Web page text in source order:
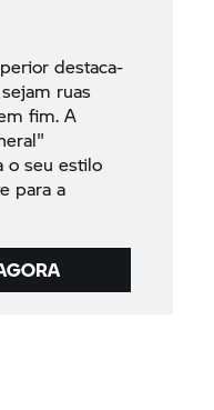
destaca-
ruas
fim. A
o seu estilo
para a